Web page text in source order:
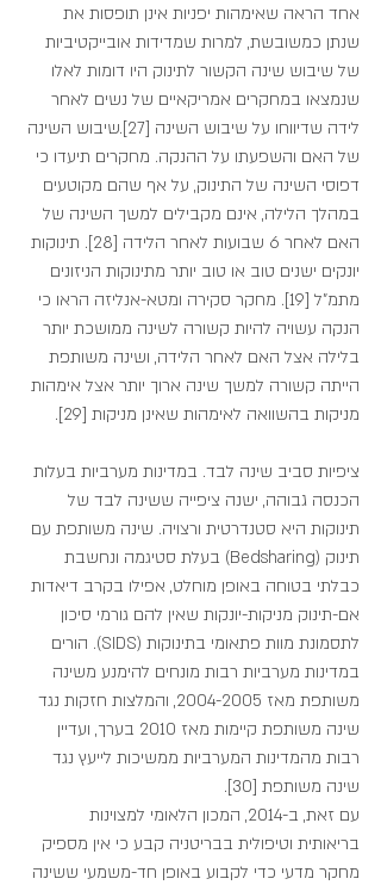
אחד הראה שאימהות יפניות אינן תופסות את
שנתן כמשובשת, למרות שמדידות אובייקטיביות
של שיבוש שינה הקשור לתינוק היו דומות לאלו
שנמצאו במחקרים אמריקאיים של נשים לאחר
לידה שדיווחו על שיבוש השינה [27].שיבוש השינה
של האם והשפעתו על ההנקה. מחקרים תיעדו כי
דפוסי השינה של התינוק, על אף שהם מקוטעים
במהלך הלילה, אינם מקבילים למשך השינה של
האם לאחר 6 שבועות לאחר הלידה [28]. תינוקות
יונקים ישנים טוב או טוב יותר מתינוקות הניזונים
מתמ"ל [19]. מחקר סקירה ומטא-אנליזה הראו כי
הנקה עשויה להיות קשורה לשינה ממושכת יותר
בלילה אצל האם לאחר הלידה, ושינה משותפת
הייתה קשורה למשך שינה ארוך יותר אצל אימהות
מניקות בהשוואה לאימהות שאינן מניקות [29].
ציפיות סביב שינה לבד. במדינות מערביות בעלות
הכנסה גבוהה, ישנה ציפייה ששינה לבד של
תינוקות היא סטנדרטית ורצויה. שינה משותפת עם
תינוק (Bedsharing) בעלת סטיגמה ונחשבת
כבלתי בטוחה באופן מוחלט, אפילו בקרב דיאדות
אם-תינוק מניקות-יונקות שאין להם גורמי סיכון
לתסמונת מוות פתאומי בתינוקות (SIDS). הורים
במדינות מערביות רבות מונחים להימנע משינה
משותפת מאז 2004-2005, והמלצות חזקות נגד
שינה משותפת קיימות מאז 2010 בערך, ועדיין
רבות מהמדינות המערביות ממשיכות לייעץ נגד
שינה משותפת [30].
עם זאת, ב-2014, המכון הלאומי למצוינות
בריאותית וטיפולית בבריטניה קבע כי אין מספיק
מחקר מדעי כדי לקבוע באופן חד-משמעי ששינה